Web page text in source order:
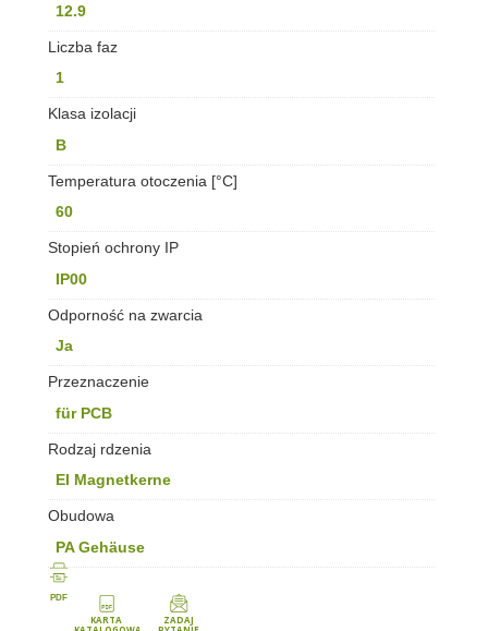
12.9
Liczba faz
1
Klasa izolacji
B
Temperatura otoczenia [°C]
60
Stopień ochrony IP
IP00
Odporność na zwarcia
Ja
Przeznaczenie
für PCB
Rodzaj rdzenia
EI Magnetkerne
Obudowa
PA Gehäuse
PDF
KARTA
ZADAJ